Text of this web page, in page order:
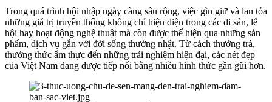
Trong quá trình hội nhập ngày càng sâu rộng, việc gìn giữ và lan tỏa
những giá trị truyền thống không chỉ hiện diện trong các di sản, lễ
hội hay hoạt động nghệ thuật mà còn được thể hiện qua những sản
phẩm, dịch vụ gắn với đời sống thường nhật. Từ cách thưởng trà,
thưởng thức ẩm thực đến những trải nghiệm hiện đại, các nét đẹp
của Việt Nam đang được tiếp nối bằng nhiều hình thức gần gũi hơn.